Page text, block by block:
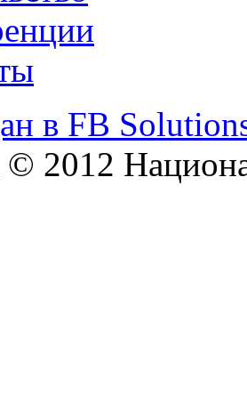
в FB
2012